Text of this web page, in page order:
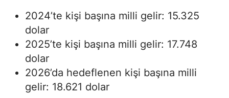
2024’te kişi başına milli gelir: 15.325
dolar
2025’te kişi başına milli gelir: 17.748
dolar
2026’da hedeflenen kişi başına milli
gelir: 18.621 dolar